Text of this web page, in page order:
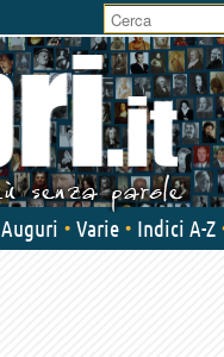
Auguri Varie Indici A-Z